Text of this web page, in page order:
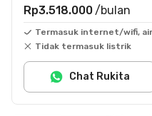
Rp3.518.000 /bulan
Termasuk internet/wifi,
Tidak termasuk listrik
Chat Rukita